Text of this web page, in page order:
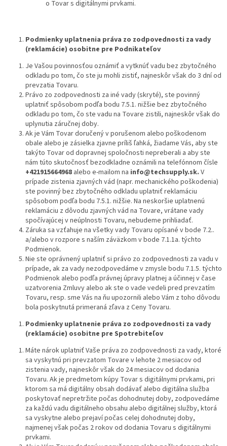
o Tovar s digitálnymi prvkami.
Podmienky uplatnenia práva zo zodpovednosti za vady
(reklamácie) osobitne pre Podnikateľov
Je Vašou povinnosťou oznámiť a vytknúť vadu bez zbytočného
odkladu po tom, čo ste ju mohli zistiť, najneskôr však do 3 dní od
prevzatia Tovaru.
Právo zo zodpovednosti za iné vady (skryté), ste povinný
uplatniť spôsobom podľa bodu 7.5.1. nižšie bez zbytočného
odkladu po tom, čo ste vadu na Tovare zistili, najneskôr však do
uplynutia záručnej doby.
Ak je Vám Tovar doručený v porušenom alebo poškodenom
obale alebo je zásielka zjavne príliš ľahká, žiadame Vás, aby ste
takýto Tovar od dopravnej spoločnosti nepreberali a aby ste
nám túto skutočnosť bezodkladne oznámili na telefónnom čísle
+421915664968 alebo e-mailom na info@techsupply.sk. V
prípade zistenia zjavných vád (napr. mechanického poškodenia)
ste povinný bez zbytočného odkladu uplatniť reklamáciu
spôsobom podľa bodu 7.5.1. nižšie. Na neskoršie uplatnenú
reklamáciu z dôvodu zjavných vád na Tovare, vrátane vady
spočívajúcej v neúplnosti Tovaru, nebudeme prihliadať.
Záruka sa vzťahuje na všetky vady Tovaru opísané v bode 7.2..
a/alebo v rozpore s naším záväzkom v bode 7.1.1a. týchto
Podmienok.
Nie ste oprávnený uplatniť si právo zo zodpovednosti za vadu v
prípade, ak za vady nezodpovedáme v zmysle bodu 7.1.5. týchto
Podmienok alebo podľa právnej úpravy platnej a účinnej v čase
uzatvorenia Zmluvy alebo ak ste o vade vedeli pred prevzatím
Tovaru, resp. sme Vás na ňu upozornili alebo Vám z toho dôvodu
bola poskytnutá primeraná zľava z Ceny Tovaru.
Podmienky uplatnenie práva zo zodpovednosti za vady
(reklamácie) osobitne pre Spotrebiteľov
Máte nárok uplatniť Vaše práva zo zodpovednosti za vady, ktoré
sa vyskytnú pri prevzatom Tovare v lehote 2 mesiacov od
zistenia vady, najneskôr však do 24 mesiacov od dodania
Tovaru. Ak je predmetom kúpy Tovar s digitálnymi prvkami, pri
ktorom sa má digitálny obsah dodávať alebo digitálna služba
poskytovať nepretržite počas dohodnutej doby, zodpovedáme
za každú vadu digitálneho obsahu alebo digitálnej služby, ktorá
sa vyskytne alebo prejaví počas celej dohodnutej doby,
najmenej však počas 2 rokov od dodania Tovaru s digitálnymi
prvkami.